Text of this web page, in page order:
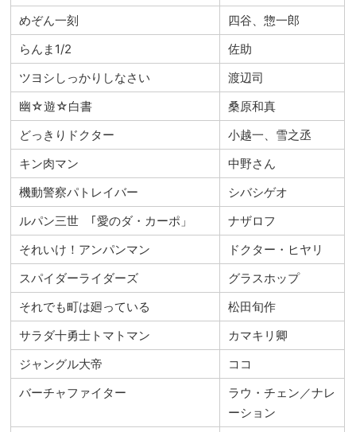
めぞん一刻
四谷、惣一郎
らんま1/2
佐助
ツヨシしっかりしなさい
渡辺司
幽☆遊☆白書
桑原和真
どっきりドクター
小越一、雪之丞
キン肉マン
中野さん
機動警察パトレイバー
シバシゲオ
ルパン三世 ｢愛のダ・カーポ」
ナザロフ
それいけ！アンパンマン
ドクター・ヒヤリ
スパイダーライダーズ
グラスホップ
それでも町は廻っている
松田旬作
サラダ十勇士トマトマン
カマキリ卿
ジャングル大帝
ココ
バーチャファイター
ラウ・チェン／ナレ
ーション